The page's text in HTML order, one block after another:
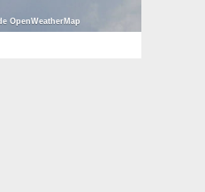
OpenWeatherMap